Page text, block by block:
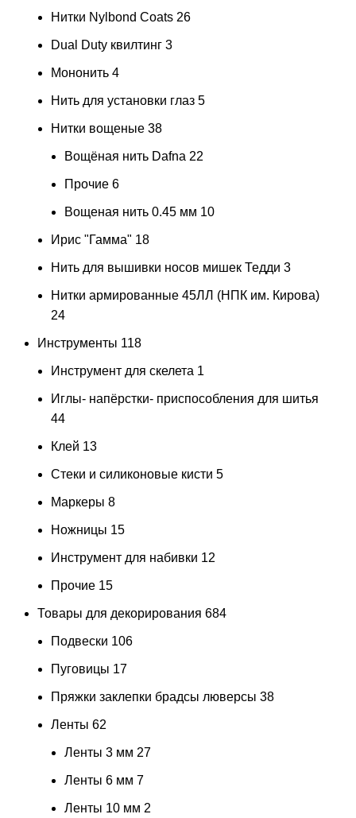
Нитки Nylbond Coats 26
Dual Duty квилтинг 3
Мононить 4
Нить для установки глаз 5
Нитки вощеные 38
Вощёная нить Dafna 22
Прочие 6
Вощеная нить 0.45 мм 10
Ирис "Гамма" 18
Нить для вышивки носов мишек Тедди 3
Нитки армированные 45ЛЛ (НПК им. Кирова)
24
Инструменты 118
Инструмент для скелета 1
Иглы- напёрстки- приспособления для шитья
44
Клей 13
Стеки и силиконовые кисти 5
Маркеры 8
Ножницы 15
Инструмент для набивки 12
Прочие 15
Товары для декорирования 684
Подвески 106
Пуговицы 17
Пряжки заклепки брадсы люверсы 38
Ленты 62
Ленты 3 мм 27
Ленты 6 мм 7
Ленты 10 мм 2